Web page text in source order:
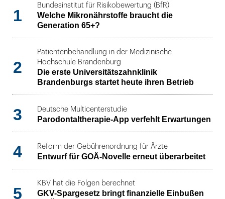
1
Bundesinstitut für Risikobewertung (BfR)
Welche Mikronährstoffe braucht die
Generation 65+?
2
Patientenbehandlung in der Medizinische
Hochschule Brandenburg
Die erste Universitätszahnklinik
Brandenburgs startet heute ihren Betrieb
3 Deutsche Multicenterstudie
Parodontaltherapie-App verfehlt Erwartungen
4 Reform der Gebührenordnung für Ärzte
Entwurf für GOÄ-Novelle erneut überarbeitet
5
KBV hat die Folgen berechnet
GKV-Spargesetz bringt finanzielle Einbußen